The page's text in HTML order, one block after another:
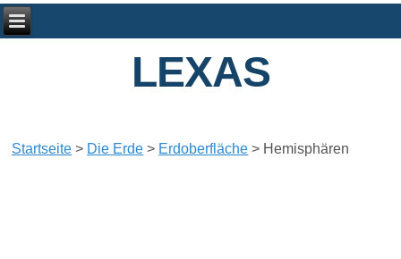
LEXAS
Startseite > Die Erde > Erdoberfläche > Hemisphären